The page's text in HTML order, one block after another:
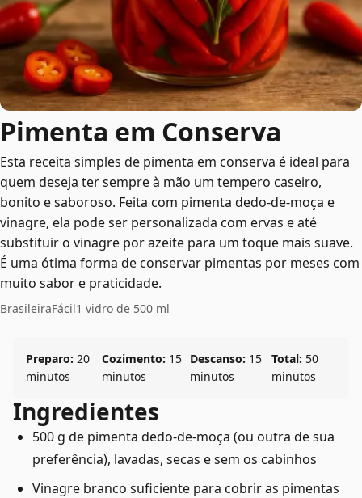
Pimenta em Conserva
Esta receita simples de pimenta em conserva é ideal para
quem deseja ter sempre à mão um tempero caseiro,
bonito e saboroso. Feita com pimenta dedo-de-moça e
vinagre, ela pode ser personalizada com ervas e até
substituir o vinagre por azeite para um toque mais suave.
É uma ótima forma de conservar pimentas por meses com
muito sabor e praticidade.
BrasileiraFácil1 vidro de 500 ml
Preparo: 20
minutos
Cozimento: 15
minutos
Descanso: 15
minutos
Total: 50
minutos
Ingredientes
500 g de pimenta dedo-de-moça (ou outra de sua
preferência), lavadas, secas e sem os cabinhos
Vinagre branco suficiente para cobrir as pimentas